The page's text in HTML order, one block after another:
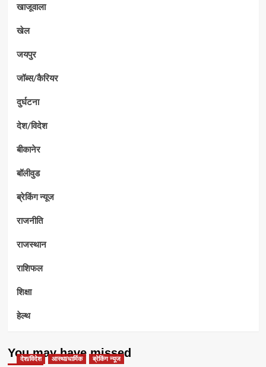
खाजूवाला
खेल
जयपुर
जॉब्स/कैरियर
दुर्घटना
देश/विदेश
बीकानेर
बॉलीवुड
ब्रेकिंग न्यूज
राजनीति
राजस्थान
राशिफल
शिक्षा
हेल्थ
You may have missed
देश/विदेश आस्था/धार्मिक ब्रेकिंग न्यूज